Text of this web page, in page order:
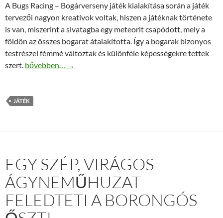
A Bugs Racing – Bogárverseny játék kialakítása során a játék
tervezői nagyon kreatívok voltak, hiszen a játéknak története
is van, miszerint a sivatagba egy meteorit csapódott, mely a
földön az összes bogarat átalakította. Így a bogarak bizonyos
testrészei fémmé változtak és különféle képességekre tettek
szert. Bugs Racing – Bogárverseny – Versenyző szett kisfiúknak
bővebben… →
JÁTÉK
EGY SZÉP, VIRÁGOS
ÁGYNEMŰHUZAT
FELEDTETI A BORONGÓS